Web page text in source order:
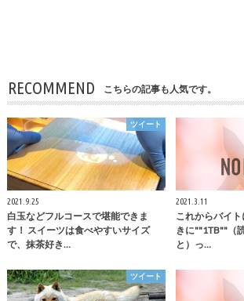
RECOMMEND こちらの記事も人気です。
ツイート
2021.9.25
白玉などフルコースで堪能できま
す！ スイーツは食べやすいサイズ
で、抹茶好き…
2021.3.11
これからバイ
きに""1TB""（
と）っ…
ツイート